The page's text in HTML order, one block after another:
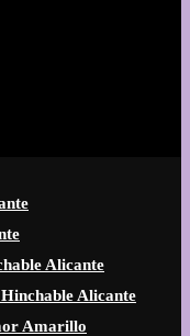
Alicante
Alicante
Amarillo